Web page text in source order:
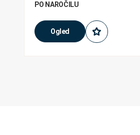
Ogled
PO NAROČILU